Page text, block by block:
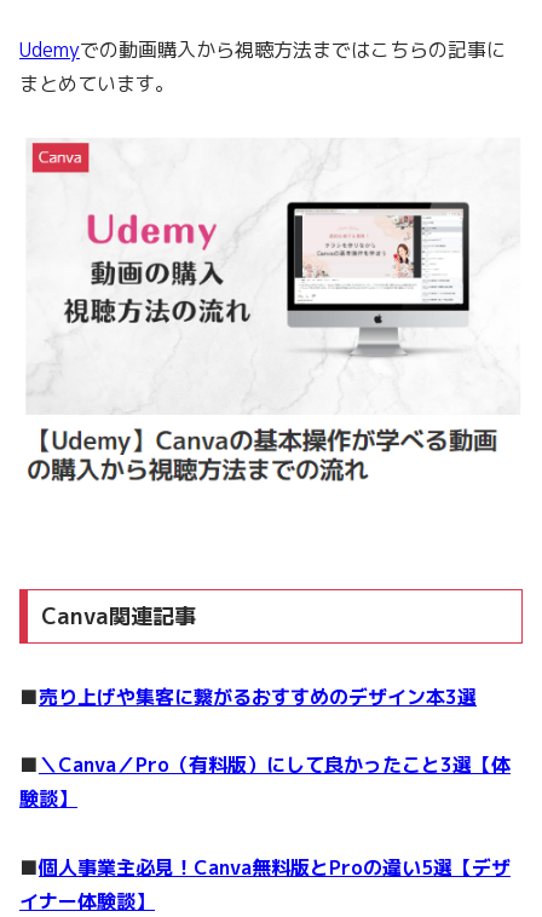
Udemyでの動画購入から視聴方法まではこちらの記事に
まとめています。
Canva関連記事
■売り上げや集客に繋がるおすすめのデザイン本3選
■＼Canva／Pro（有料版）にして良かったこと3選【体
験談】
■個人事業主必見！Canva無料版とProの違い5選【デザ
イナー体験談】